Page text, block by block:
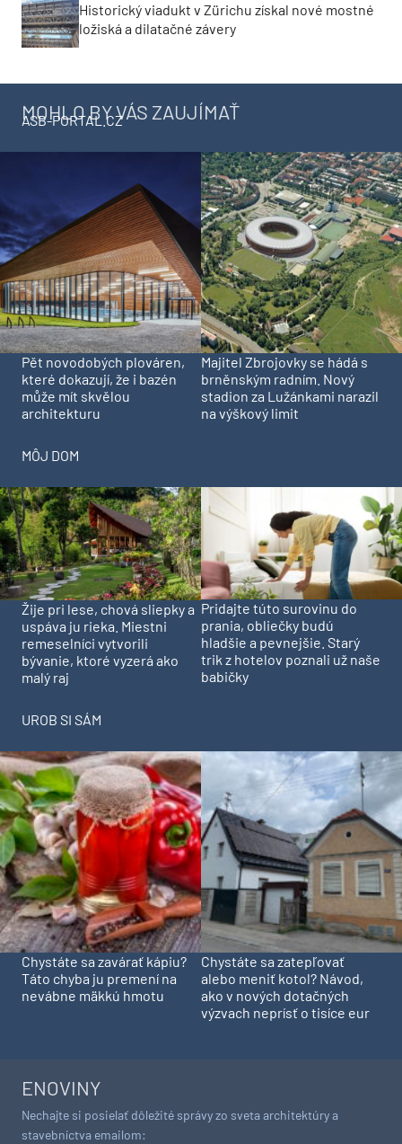
Historický viadukt v Zürichu získal nové mostné
ložiská a dilatačné závery
MOHLO BY VÁS ZAUJÍMAŤ
ASB-PORTAL.CZ
Pět novodobých plováren,
které dokazují, že i bazén
může mít skvělou
architekturu
Majitel Zbrojovky se hádá s
brněnským radním. Nový
stadion za Lužánkami narazil
na výškový limit
MÔJ DOM
Žije pri lese, chová sliepky a
uspáva ju rieka. Miestni
remeselníci vytvorili
bývanie, ktoré vyzerá ako
malý raj
Pridajte túto surovinu do
prania, obliečky budú
hladšie a pevnejšie. Starý
trik z hotelov poznali už naše
babičky
UROB SI SÁM
Chystáte sa zavárať kápiu?
Táto chyba ju premení na
nevábne mäkkú hmotu
Chystáte sa zatepľovať
alebo meniť kotol? Návod,
ako v nových dotačných
výzvach neprísť o tisíce eur
ENOVINY
Nechajte si posielať dôležité správy zo sveta architektúry a
stavebníctva emailom: